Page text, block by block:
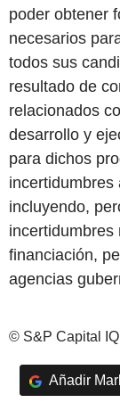
poder obtener
necesarios
todos sus
resultado de
relacionados
desarrollo y
para dichos
incertidumbres
incluyendo,
incertidumbres
financiación,
agencias
© S&P Capital
Añadir